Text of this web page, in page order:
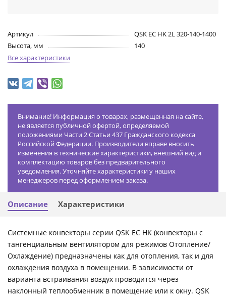
Артикул
QSK EC HK 2L 320-140-1400
Высота, мм
140
Все характеристики
Внимание! Информация о товарах, размещенная на сайте,
не является публичной офертой, определяемой
положениями Части 2 Статьи 437 Гражданского кодекса
Российской Федерации. Производители вправе вносить
изменения в технические характеристики, внешний вид и
комплектацию товаров без предварительного
уведомления. Уточняйте характеристики у наших
менеджеров перед оформлением заказа.
Описание Характеристики
Системные конвекторы серии QSK ЕС HK (конвекторы с
тангенциальным вентилятором для режимов Отопление/
Охлаждение) предназначены как для отопления, так и для
охлаждения воздуха в помещении. В зависимости от
варианта встраивания воздух проводится через
наклонный теплообменник в помещение или к окну. QSK